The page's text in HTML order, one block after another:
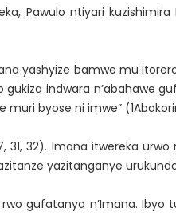
Pawulo ntiyari
yashyize bamwe mu
indwara n’abahawe
byose ni imwe”
32). Imana itwereka
yazitanganye
gufatanya n’Imana.